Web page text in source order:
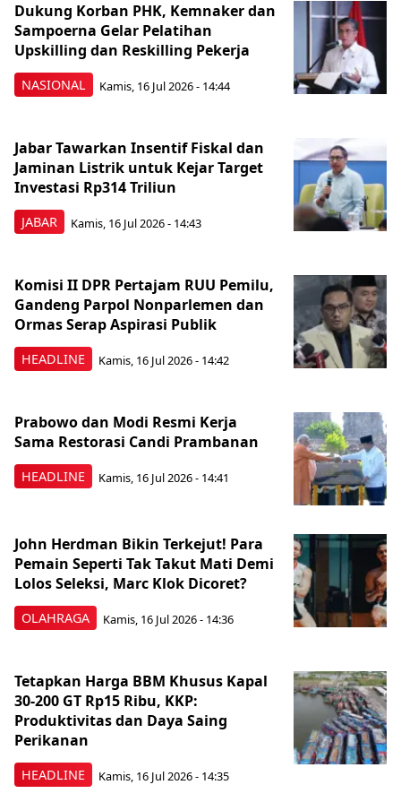
NASIONAL
Dukung Korban PHK, Kemnaker dan
Sampoerna Gelar Pelatihan
Upskilling dan Reskilling Pekerja
Kamis, 16 Jul 2026 - 14:44
JABAR
Jabar Tawarkan Insentif Fiskal dan
Jaminan Listrik untuk Kejar Target
Investasi Rp314 Triliun
Kamis, 16 Jul 2026 - 14:43
HEADLINE
Komisi II DPR Pertajam RUU Pemilu,
Gandeng Parpol Nonparlemen dan
Ormas Serap Aspirasi Publik
Kamis, 16 Jul 2026 - 14:42
HEADLINE
Prabowo dan Modi Resmi Kerja
Sama Restorasi Candi Prambanan
Kamis, 16 Jul 2026 - 14:41
OLAHRAGA
John Herdman Bikin Terkejut! Para
Pemain Seperti Tak Takut Mati Demi
Lolos Seleksi, Marc Klok Dicoret?
Kamis, 16 Jul 2026 - 14:36
HEADLINE
Tetapkan Harga BBM Khusus Kapal
30-200 GT Rp15 Ribu, KKP:
Produktivitas dan Daya Saing
Perikanan
Kamis, 16 Jul 2026 - 14:35